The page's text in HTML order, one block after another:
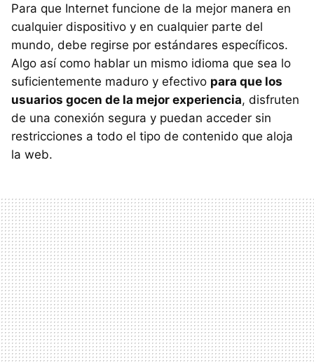
Para que Internet funcione de la mejor manera en
cualquier dispositivo y en cualquier parte del
mundo, debe regirse por estándares específicos.
Algo así como hablar un mismo idioma que sea lo
suficientemente maduro y efectivo para que los
usuarios gocen de la mejor experiencia, disfruten
de una conexión segura y puedan acceder sin
restricciones a todo el tipo de contenido que aloja
la web.